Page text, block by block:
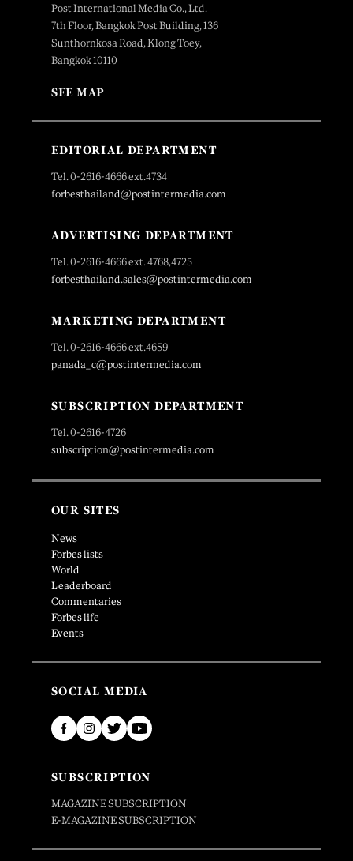
Post International Media Co., Ltd.
7th Floor, Bangkok Post Building, 136
Sunthornkosa Road, Klong Toey,
Bangkok 10110
SEE MAP
EDITORIAL DEPARTMENT
Tel. 0-2616-4666 ext.4734
forbesthailand@postintermedia.com
ADVERTISING DEPARTMENT
Tel. 0-2616-4666 ext. 4768,4725
forbesthailand.sales@postintermedia.com
MARKETING DEPARTMENT
Tel. 0-2616-4666 ext.4659
panada_c@postintermedia.com
SUBSCRIPTION DEPARTMENT
Tel. 0-2616-4726
subscription@postintermedia.com
OUR SITES
News
Forbes lists
World
Leaderboard
Commentaries
Forbes life
Events
SOCIAL MEDIA
SUBSCRIPTION
MAGAZINE SUBSCRIPTION
E-MAGAZINE SUBSCRIPTION